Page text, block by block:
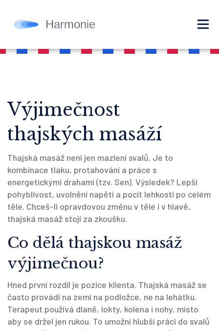
Výjimečnost
thajských masáží
Thajská masáž není jen mazlení svalů. Je to
kombinace tlaku, protahování a práce s
energetickými drahami (tzv. Sen). Výsledek? Lepší
pohyblivost, uvolnění napětí a pocit lehkosti po celém
těle. Chceš-li opravdovou změnu v těle i v hlavě,
thajská masáž stojí za zkoušku.
Co dělá thajskou masáž
výjimečnou?
Hned první rozdíl je pozice klienta. Thajská masáž se
často provádí na zemi na podložce, ne na lehátku.
Terapeut používá dlaně, lokty, kolena i nohy, místo
aby se držel jen rukou. To umožní hlubší práci do svalů